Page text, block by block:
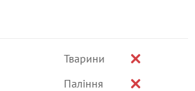
Тварини
Паління